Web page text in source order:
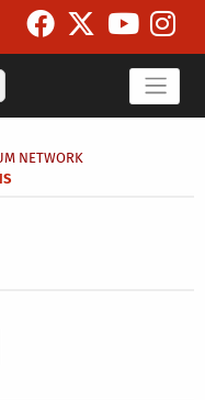
Search
NETWORK